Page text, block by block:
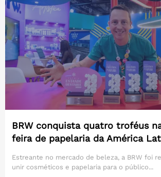
BRW conquista quatro troféus
feira de papelaria da América
Estreante no mercado de beleza, a BRW foi
unir cosméticos e papelaria para o público...